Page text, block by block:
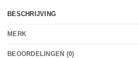
BESCHRIJVING
MERK
BEOORDELINGEN (0)